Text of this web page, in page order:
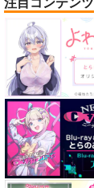
神様の乗車券１
70年式悠久機関
2,970円（税込）
オリジナル
サンプル
カート